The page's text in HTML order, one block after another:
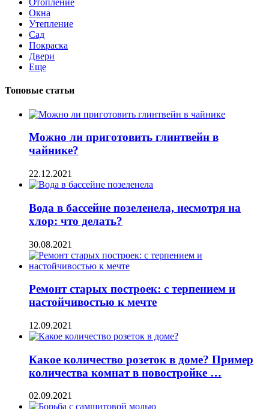
Отопление
Окна
Утепление
Сад
Покраска
Двери
Еще
Топовые статьи
Можно ли приготовить глинтвейн в
чайнике?
22.12.2021
Вода в бассейне позеленела, несмотря на
хлор: что делать?
30.08.2021
Ремонт старых построек: с терпением и
настойчивостью к мечте
12.09.2021
Какое количество розеток в доме? Пример
количества комнат в новостройке …
02.09.2021